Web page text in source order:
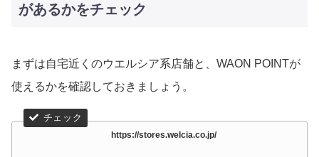
があるかをチェック
まずは自宅近くのウエルシア系店舗と、WAON POINTが
使えるかを確認しておきましょう。
https://stores.welcia.co.jp/